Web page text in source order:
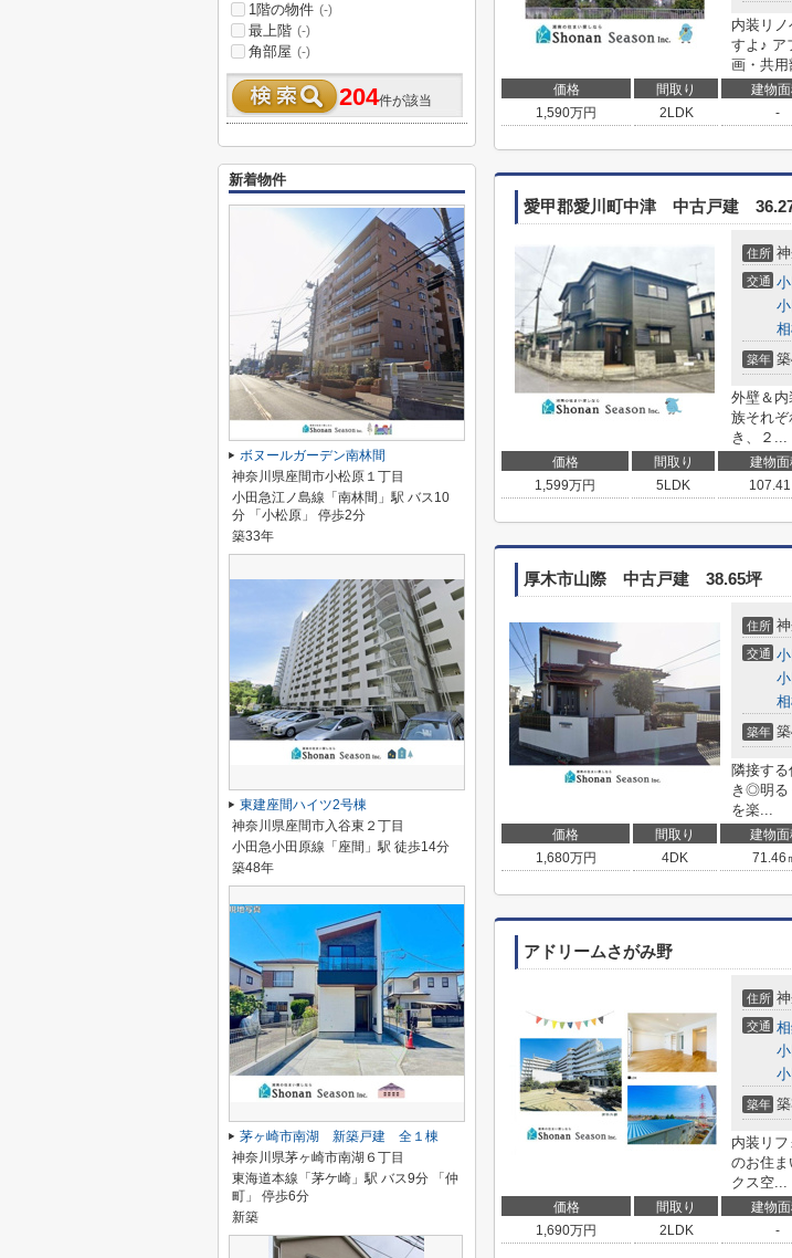
内装リ
すよ♪ ア
画・共用
価格 間取り 建物
1,590万円 2LDK -
愛甲郡愛川町中津 中古戸建
住所
交通
築年
外壁＆
族それ
き、２...
価格 間取り 建物面
1,599万円 5LDK 107.41
厚木市山際 中古戸建 38.65坪
住所
交通
築年
隣接す
き◎明る
を楽...
価格 間取り 建物面
1,680万円 4DK 71.46
アドリームさがみ野
住所
交通
築年
内装リ
のお住
クス空...
価格 間取り 建物
1,690万円 2LDK -
1階の物件 (-)
最上階 (-)
角部屋 (-)
204件が該当
新着物件
ボヌールガーデン南林間
神奈川県座間市小松原１丁目
小田急江ノ島線「南林間」駅 バス10
分 「小松原」 停歩2分
築33年
東建座間ハイツ2号棟
神奈川県座間市入谷東２丁目
小田急小田原線「座間」駅 徒歩14分
築48年
茅ヶ崎市南湖 新築戸建 全１棟
神奈川県茅ヶ崎市南湖６丁目
東海道本線「茅ケ崎」駅 バス9分 「仲
町」 停歩6分
新築